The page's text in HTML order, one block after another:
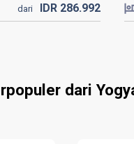
dari IDR 286.992
dari